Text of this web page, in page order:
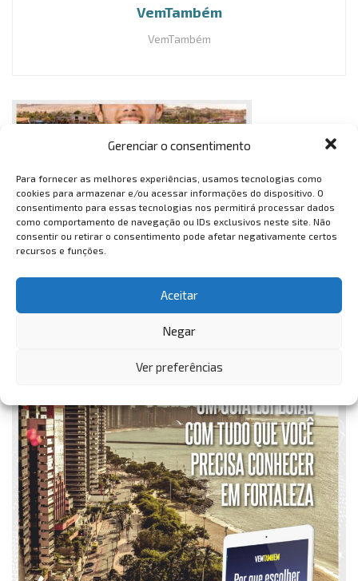
Gerenciar o consentimento
Para fornecer as melhores experiências, usamos tecnologias como
cookies para armazenar e/ou acessar informações do dispositivo. O
consentimento para essas tecnologias nos permitirá processar dados
como comportamento de navegação ou IDs exclusivos neste site. Não
consentir ou retirar o consentimento pode afetar negativamente certos
recursos e funções.
Aceitar
Negar
Ver preferências
VemTambém
VemTambém